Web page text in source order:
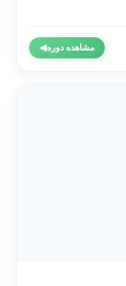
مشاهده دوره◀